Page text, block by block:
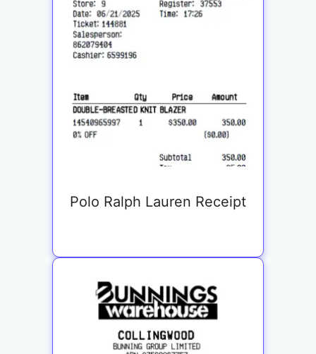
Polo Ralph Lauren Receipt